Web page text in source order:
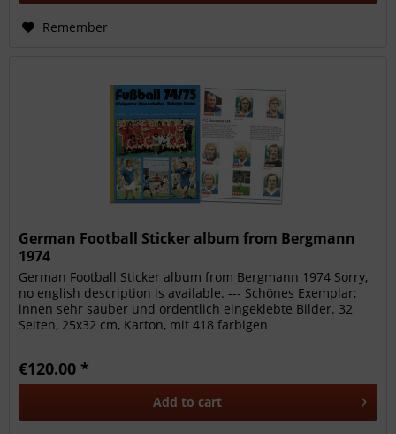
Remember
German Football Sticker album from Bergmann
1974
German Football Sticker album from Bergmann 1974 Sorry,
no english description is available. --- Schönes Exemplar;
innen sehr sauber und ordentlich eingeklebte Bilder. 32
Seiten, 25x32 cm, Karton, mit 418 farbigen
€120.00 *
Add to cart